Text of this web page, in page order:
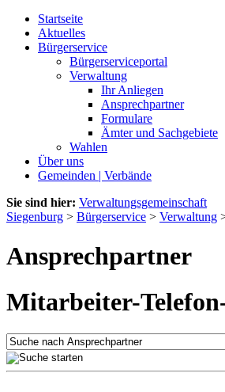
Startseite
Aktuelles
Bürgerservice
Bürgerserviceportal
Verwaltung
Ihr Anliegen
Ansprechpartner
Formulare
Ämter und Sachgebiete
Wahlen
Über uns
Gemeinden | Verbände
Sie sind hier: Verwaltungsgemeinschaft
Siegenburg > Bürgerservice > Verwaltung
Ansprechpartner
Mitarbeiter-